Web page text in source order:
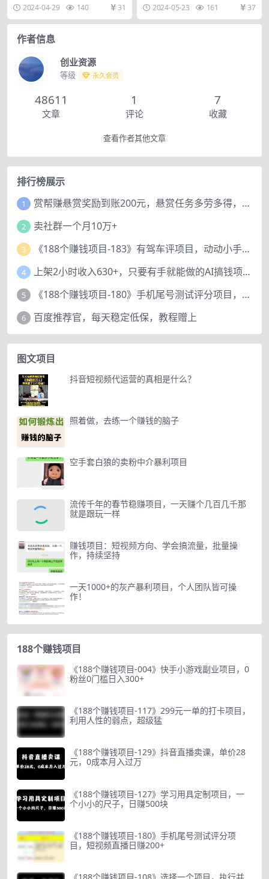
作
道，现在的小孩子几岁...
2024-04-29 140 31
实...2024-05-23 161 37
作者信息
创业资源
等级 永久会员
48611
文章
1
评论
7
收藏
查看作者其他文章
排行榜展示
1 赏帮赚悬赏奖励到账200元，悬赏任务多劳多得，人人可做。
2 卖社群一个月10万+
3 《188个赚钱项目-183》有驾车评项目，动动小手，复制粘贴赚44元！
4 上架2小时收入630+，只要有手就能做的AI搞钱项目，奶奶看完都能学会!
5 《188个赚钱项目-180》手机尾号测试评分项目，短视频直播日赚200+
6 百度推荐官，每天稳定低保，教程赠上
图文项目
抖音短视频代运营的真相是什么？
照着做，去练一个赚钱的脑子
空手套白狼的卖粉中介暴利项目
流传千年的春节稳赚项目，一天赚个几百几千那
就是跟玩一样
赚钱项目：短视频方向、学会搞流量，批量操
作，持续坚持
一天1000+的灰产暴利项目，个人团队皆可操
作！
188个赚钱项目
《188个赚钱项目-004》快手小游戏副业项目，0
粉丝0门槛日入300+
《188个赚钱项目-117》299元一单的打卡项目，
利用人性的弱点，超级猛
《188个赚钱项目-129》抖音直播卖课，单价28
元，0成本月入过万
《188个赚钱项目-127》学习用具定制项目，一
个小小的尺子，日赚500块
《188个赚钱项目-180》手机尾号测试评分项
目，短视频直播日赚200+